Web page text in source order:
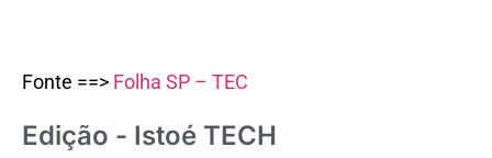
Fonte ==> Folha SP – TEC
Edição - Istoé TECH